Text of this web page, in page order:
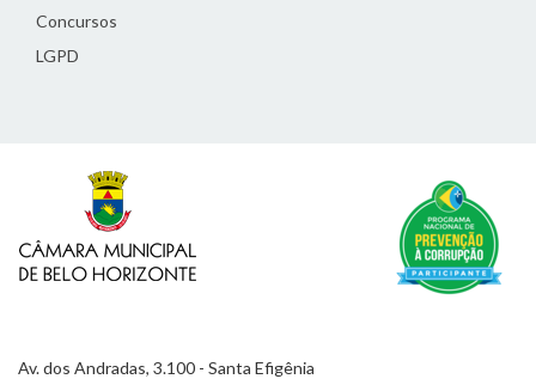
Concursos
LGPD
Av. dos Andradas, 3.100 - Santa Efigênia